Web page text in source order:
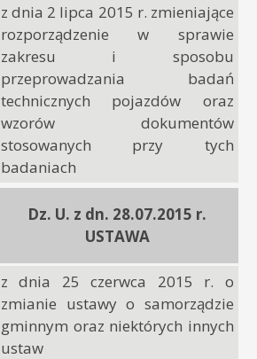
z dnia 2 lipca 2015 r. zmieniające
rozporządzenie w sprawie
zakresu i sposobu
przeprowadzania badań
technicznych pojazdów oraz
wzorów dokumentów
stosowanych przy tych
badaniach
Dz. U. z dn. 28.07.2015 r.
USTAWA
z dnia 25 czerwca 2015 r. o
zmianie ustawy o samorządzie
gminnym oraz niektórych innych
ustaw